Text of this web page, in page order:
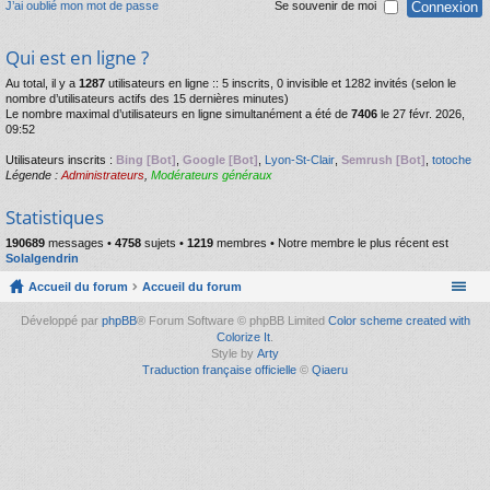
J’ai oublié mon mot de passe Se souvenir de moi
Qui est en ligne ?
Au total, il y a 1287 utilisateurs en ligne :: 5 inscrits, 0 invisible et 1282 invités (selon le
nombre d’utilisateurs actifs des 15 dernières minutes)
Le nombre maximal d’utilisateurs en ligne simultanément a été de 7406 le 27 févr. 2026,
09:52
Utilisateurs inscrits : Bing [Bot] Google [Bot] Lyon-St-Clair Semrush [Bot] totoche
Légende : Administrateurs Modérateurs généraux
Statistiques
190689 messages • 4758 sujets • 1219 membres • Notre membre le plus récent est
Solalgendrin
Accueil du forum Accueil du forum
Développé par phpBB® Forum Software © phpBB Limited Color scheme created with
Colorize It.
Style by Arty
Traduction française officielle © Qiaeru